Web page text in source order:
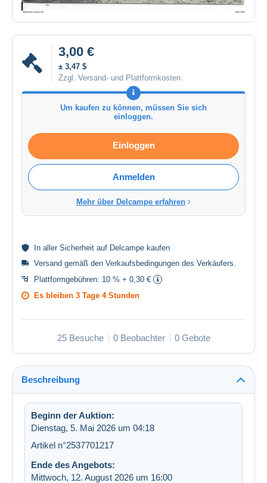
3,00 €
± 3,47 $
Zzgl. Versand- und Plattformkosten
Um kaufen zu können, müssen Sie sich
einloggen.
Einloggen
Anmelden
Mehr über Delcampe erfahren
In aller Sicherheit auf Delcampe kaufen
Versand gemäß den Verkaufsbedingungen des Verkäufers
Plattformgebühren: 10 % + 0,30 €
Es bleiben 3 Tage 4 Stunden
25 Besuche 0 Beobachter 0 Gebote
Beschreibung
Beginn der Auktion:
Dienstag, 5. Mai 2026 um 04:18
Artikel n°2537701217
Ende des Angebots:
Mittwoch, 12. August 2026 um 16:00